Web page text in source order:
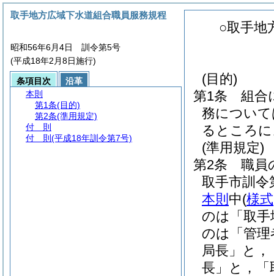
○取手地
(目的)
第1条
組合
務につい
るところ
(準用規定)
第2条
職員
取手市訓令
本則 中(様式
のは「取手
のは「管
局長」と
長」と，「
取手地方広域下水道組合職員服務規程
昭和56年6月4日 訓令第5号
(平成18年2月8日施行)
条項目次
沿革
本則
第1条(目的)
第2条(準用規定)
付 則
付 則 (平成18年訓令第7号)